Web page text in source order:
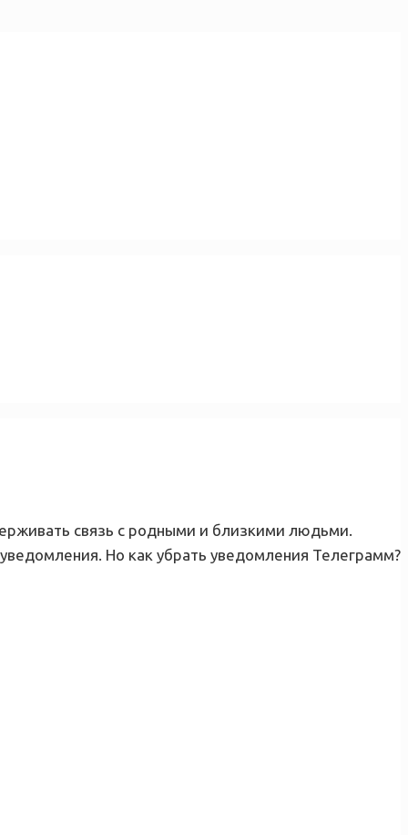
связь с родными и близкими людьми.
Но как убрать уведомления Телеграмм?